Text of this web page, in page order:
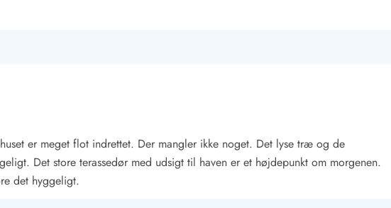
er meget flot indrettet. Der mangler ikke noget. Det lyse træ og de
Det store terassedør med udsigt til haven er et højdepunkt om morgenen.
det hyggeligt.